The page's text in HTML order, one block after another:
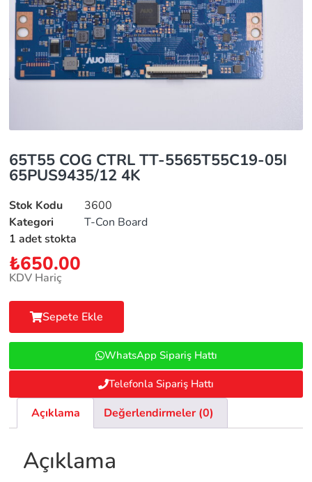
65T55 COG CTRL TT-5565T55C19-05I
65PUS9435/12 4K
Stok Kodu
3600
Kategori
T-Con Board
1 adet stokta
₺650.00
KDV Hariç
Sepete Ekle
WhatsApp Sipariş Hattı
Telefonla Sipariş Hattı
Açıklama Değerlendirmeler (0)
Açıklama